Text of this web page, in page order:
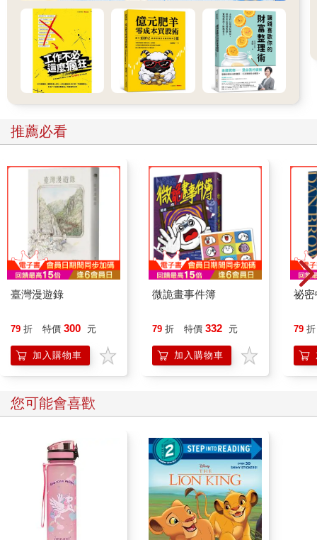
推薦必看
臺灣漫遊錄
79 折 特價 300 元
加入購物車
微詭畫事件簿
79 折 特價 332 元
加入購物車
祕
79 折
您可能會喜歡